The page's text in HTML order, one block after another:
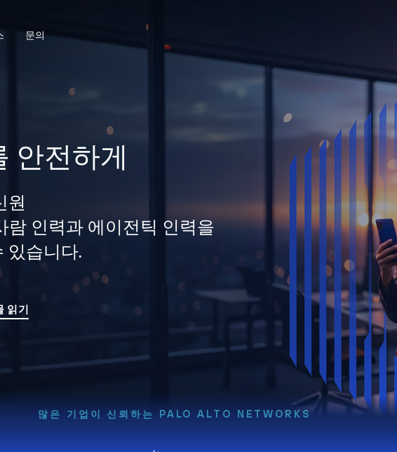
문의
안전하게
원
람 인력과 에이전틱 인력을
있습니다.
읽기
많은 기업이 신뢰하는 PALO ALTO NETWORKS